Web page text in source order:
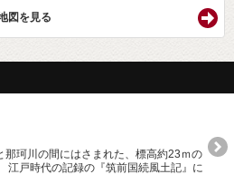
図を見る
那珂川の間にはさまれた、標高約23ｍの
江戸時代の記録の『筑前国続風土記』に